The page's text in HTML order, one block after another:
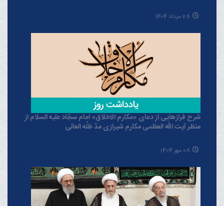
28 مرداد 1404
شرح فرازهایی از دعای «مکارم الاخلاق» امام سجّاد علیه السلام از
منظر آیت الله العظمی مکارم شیرازی مدّ ظلّه العالی
08 مهر 1404